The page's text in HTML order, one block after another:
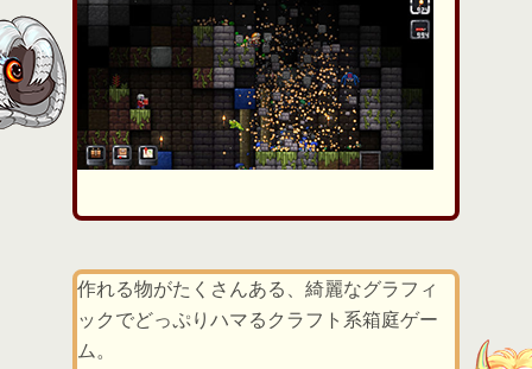
作れる物がたくさんある、綺麗なグラフィ
ックでどっぷりハマるクラフト系箱庭ゲー
ム。